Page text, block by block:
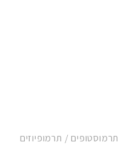
תרמוסטופים / תרמופיוזים